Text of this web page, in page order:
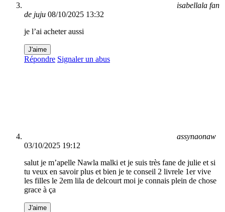
isabellala fan
de juju 08/10/2025 13:32
je l’ai acheter aussi
J'aime
Répondre Signaler un abus
assynaonaw
03/10/2025 19:12
salut je m’apelle Nawla malki et je suis très fane de julie et si
tu veux en savoir plus et bien je te conseil 2 livrele 1er vive
les filles le 2em lila de delcourt moi je connais plein de chose
grace à ça
J'aime